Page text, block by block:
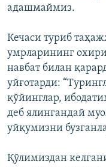
адашмаймиз.
Кечаси туриб
умрларининг
навбат билан
уйғотарди:
қўйинглар,
деб ялингандай
уйқумизни
Қўлимиздан